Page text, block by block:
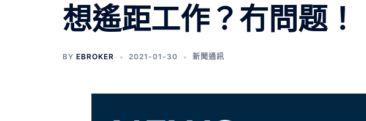
想遙距工作？冇問题！
BY EBROKER 2021-01-30 新聞通訊